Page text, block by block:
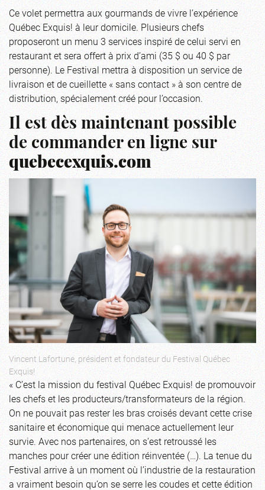
Ce volet permettra aux gourmands de vivre l’expérience
Québec Exquis! à leur domicile. Plusieurs chefs
proposeront un menu 3 services inspiré de celui servi en
restaurant et sera offert à prix d’ami (35 $ ou 40 $ par
personne). Le Festival mettra à disposition un service de
livraison et de cueillette « sans contact » à son centre de
distribution, spécialement créé pour l’occasion.
Il est dès maintenant possible
de commander en ligne sur
quebecexquis.com
Vincent Lafortune, président et fondateur du Festival Québec
Exquis!
« C’est la mission du festival Québec Exquis! de promouvoir
les chefs et les producteurs/transformateurs de la région.
On ne pouvait pas rester les bras croisés devant cette crise
sanitaire et économique qui menace actuellement leur
survie. Avec nos partenaires, on s’est retroussé les
manches pour créer une édition réinventée (…). La tenue du
Festival arrive à un moment où l’industrie de la restauration
a vraiment besoin qu’on se serre les coudes et cette édition